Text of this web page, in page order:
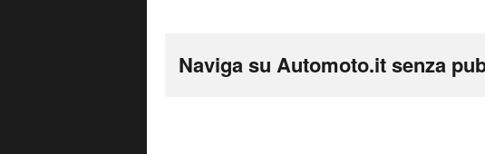
Naviga su Automoto.it senza